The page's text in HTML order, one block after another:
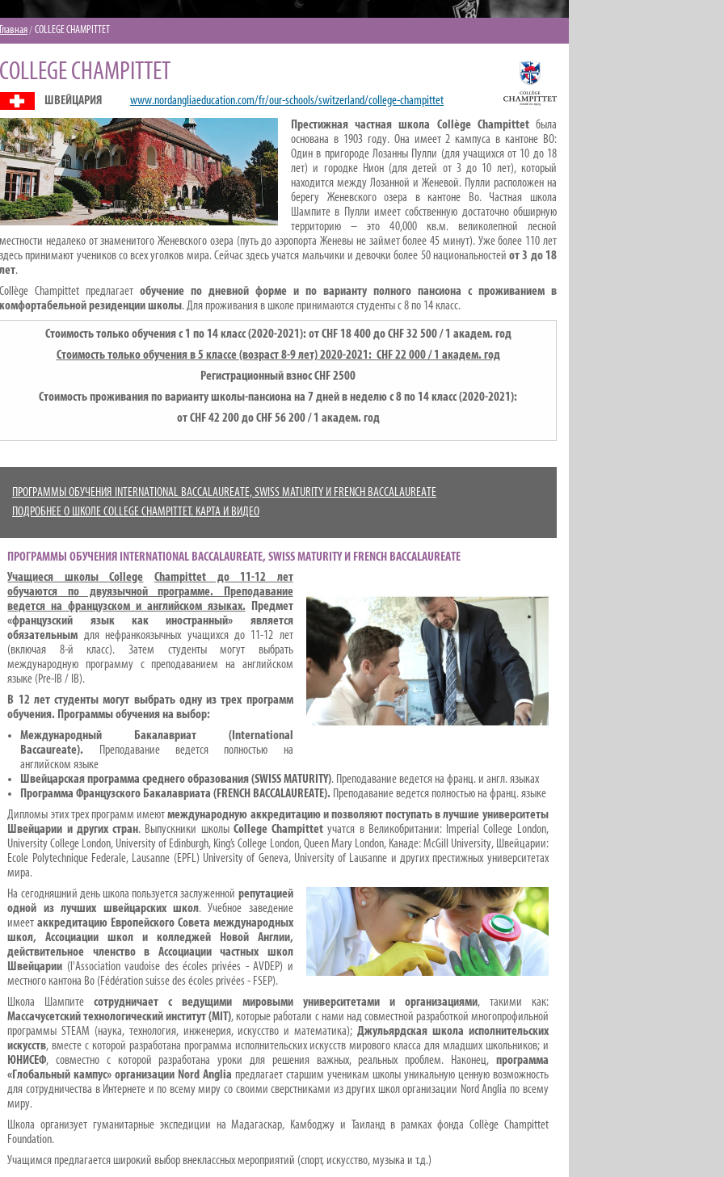
Главная COLLEGE CHAMPITTET
COLLEGE CHAMPITTET
ШВЕЙЦАРИЯ
www.nordangliaeducation.com/fr/our-schools/switzerland/college-champittet
Престижная частная школа Collège Champittetбыла
основана в 1903 году. Она имеет 2 кампуса в кантоне ВО:
Один в пригороде Лозанны Пулли (для учащихся от 10 до 18
лет) и городке Нион (для детей от 3 до 10 лет), который
находится между Лозанной и Женевой. Пулли расположен на
берегу Женевского озера в кантоне Во. Частная школа
Шампите в Пулли имеет собственную достаточно обширную
территорию – это 40,000 кв.м. великолепной лесной
местности недалеко от знаменитого Женевского озера (путь до аэропорта Женевы не займет более 45 минут). Уже более 110 лет
здесь принимают учеников со всех уголков мира. Сейчас здесь учатся мальчики и девочки более 50 национальностейот 3 до 18
лет.
Collège Champittet предлагает обучение по дневной форме и по варианту полного пансиона с проживанием в
комфортабельной резиденции школы. Для проживания в школе принимаются студенты с 8 по 14 класс.
Стоимость только обучения с 1 по 14 класс (2020-2021): отCHF18 400 доCHF32 500 / 1 академ. год
Стоимость только обучения в 5 классе (возраст 8-9 лет) 2020-2021: CHF22 000 / 1 академ. год
Регистрационный взносCHF2500
Стоимость проживания по варианту школы-пансиона на 7 дней в неделю с 8 по 14 класс (2020-2021):
отCHF42 200 доCHF56 200 / 1 академ. год
ПРОГРАММЫ ОБУЧЕНИЯ INTERNATIONAL BACCALAUREATE, SWISS MATURITY И FRENCH BACCALAUREATE
ПОДРОБНЕЕ О ШКОЛЕ COLLEGE CHAMPITTET. КАРТА И ВИДЕО
ПРОГРАММЫ ОБУЧЕНИЯ INTERNATIONAL BACCALAUREATE, SWISS MATURITY И FRENCH BACCALAUREATE
Учащиеся школыCollege Champittet до 11-12 лет
обучаются по двуязычной программе. Преподавание
ведется на французском и английском языках.Предмет
«французский язык как иностранный» является
обязательным для нефранкоязычных учащихся до 11-12 лет
(включая 8-й класс). Затем студенты могут выбрать
международную программу с преподаванием на английском
языке (Pre-IB / IB).
В 12 лет студенты могут выбрать одну из трех программ
обучения. Программы обучения на выбор:
Международный Бакалавриат ( International
Baccaureate). Преподавание ведется полностью на
английском языке
Швейцарская программа среднего образования (SWISS MATURITY). Преподавание ведется на франц. и англ. языках
Программа Французского Бакалавриата (FRENCH BACCALAUREATE).
Преподавание ведется полностью на франц. языке
Дипломы этих трех программ имеютмеждународную аккредитацию и позволяют поступать в лучшие университеты
Швейцарии и других стран. Выпускники школы College Champittetучатся в Великобритании: Imperial College London,
University College London, University of Edinburgh, King’s College London, Queen Mary London, Канаде: McGill University, Швейцарии:
Ecole Polytechnique Federale, Lausanne (EPFL) University of Geneva, University of Lausanne и других престижных университетах
мира.
На сегодняшний день школа пользуется заслуженной репутацией
одной из лучших швейцарских школ. Учебное заведение
имеетаккредитацию Европейского Совета международных
школ, Ассоциации школ и колледжей Новой Англии,
действительное членство в Ассоциации частных школ
Швейцарии (l'Association vaudoise des écoles privées - AVDEP) и
местного кантона Во (Fédération suisse des écoles privées - FSEP).
Школа Шампитесотрудничает с ведущими мировыми университетами и организациями, такими как:
Массачусетский технологический институт (MIT), которые работали с нами над совместной разработкой многопрофильной
программы STEAM (наука, технология, инженерия, искусство и математика); Джульярдская школа исполнительских
искусств, вместе с которой разработана программа исполнительских искусств мирового класса для младших школьников; и
ЮНИСЕФ, совместно с которой разработана уроки для решения важных, реальных проблем. Наконец, программа
«Глобальный кампус» организации Nord Anglia предлагает старшим ученикам школы уникальную ценную возможность
для сотрудничества в Интернете и по всему миру со своими сверстниками из других школ организации Nord Anglia по всему
миру.
Школа организует гуманитарные экспедиции на Мадагаскар, Камбоджу и Таиланд в рамках фонда Collège Champittet
Foundation.
Учащимся предлагается широкий выбор внеклассных мероприятий (спорт, искусство, музыка и т.д.)